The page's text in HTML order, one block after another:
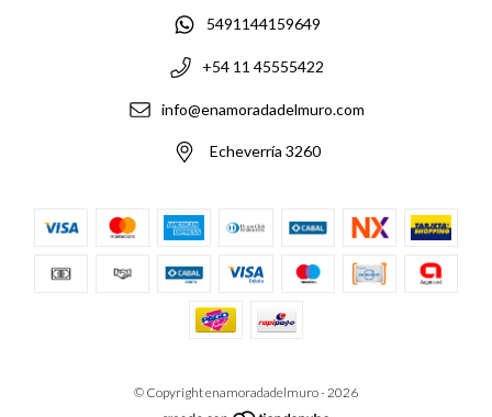
5491144159649
+54 11 45555422
info@enamoradadelmuro.com
Echeverría 3260
© Copyright enamoradadelmuro - 2026